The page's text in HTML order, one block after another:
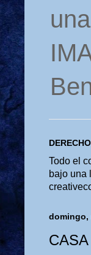
Todo el
bajo una
domingo,